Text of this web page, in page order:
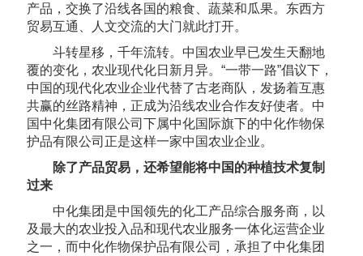
产品，交换了沿线各国的粮食、蔬菜和瓜果。东西方
贸易互通、人文交流的大门就此打开。
斗转星移，千年流转。中国农业早已发生天翻地
覆的变化，农业现代化日新月异。“一带一路”倡议下，
中国的现代化农业企业代替了古老商队，发扬着互惠
共赢的丝路精神，正成为沿线农业合作友好使者。中
国中化集团有限公司下属中化国际旗下的中化作物保
护品有限公司正是这样一家中国农业企业。
除了产品贸易，还希望能将中国的种植技术复制
过来
中化集团是中国领先的化工产品综合服务商，以
及最大的农业投入品和现代农业服务一体化运营企业
之一，而中化作物保护品有限公司，承担了中化集团